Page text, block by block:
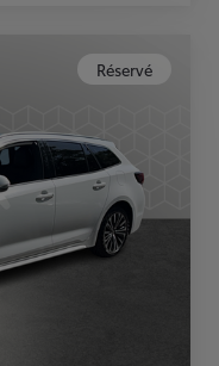
Réservé